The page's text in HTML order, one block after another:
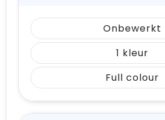
Onbewerkt
1
Full colour